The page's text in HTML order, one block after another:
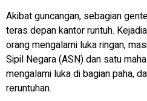
Akibat guncangan, sebagian
teras depan kantor runtuh.
orang mengalami luka ringan,
Sipil Negara (ASN) dan satu
mengalami luka di bagian paha,
reruntuhan.